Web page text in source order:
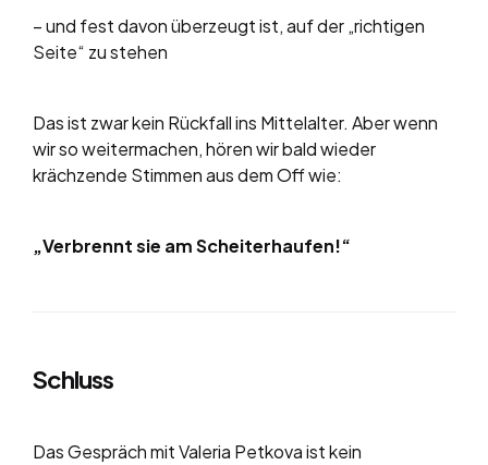
– und fest davon überzeugt ist, auf der „richtigen
Seite“ zu stehen
Das ist zwar kein Rückfall ins Mittelalter. Aber wenn
wir so weitermachen, hören wir bald wieder
krächzende Stimmen aus dem Off wie:
„Verbrennt sie am Scheiterhaufen!“
Schluss
Das Gespräch mit Valeria Petkova ist kein